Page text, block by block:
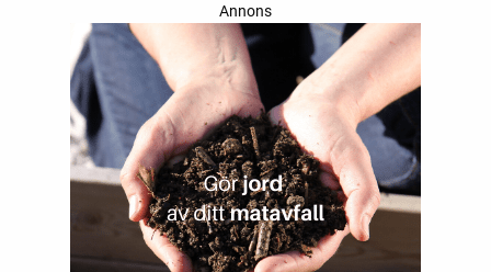
Annons